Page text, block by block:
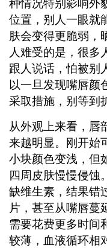
种情况特别影响外
位置，别人一眼就
肤会变得更脆弱，
人难受的是，很多
跟人说话，怕被别
以一旦发现嘴唇颜
采取措施，别等到
从外观上来看，唇
来越明显。刚开始
小块颜色变浅，但
四周皮肤慢慢侵蚀
缺维生素，结果错
片，甚至从嘴唇蔓
需要花费更多时间
较薄，血液循环相